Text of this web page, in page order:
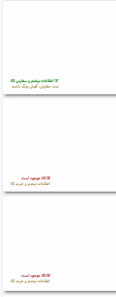
اطلاعات بیشتر و سفارش کالا
ثبت سفارش، گوش بزنگ باشید
کالا موجود است
اطلاعات بیشتر و خرید کالا
کالا موجود است
اطلاعات بیشتر و خرید کالا